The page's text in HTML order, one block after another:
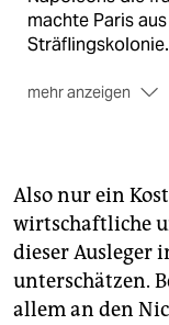
machte Paris
Sträflingskolonie.
mehr anzeigen
Paris. Die
Unabhängigkeit
die kanakischen
Neukaledonien
erhalten, die
einräumt als
Also nur ein
wirtschaftliche
dieser Ausleger
unterschätzen.
allem an den